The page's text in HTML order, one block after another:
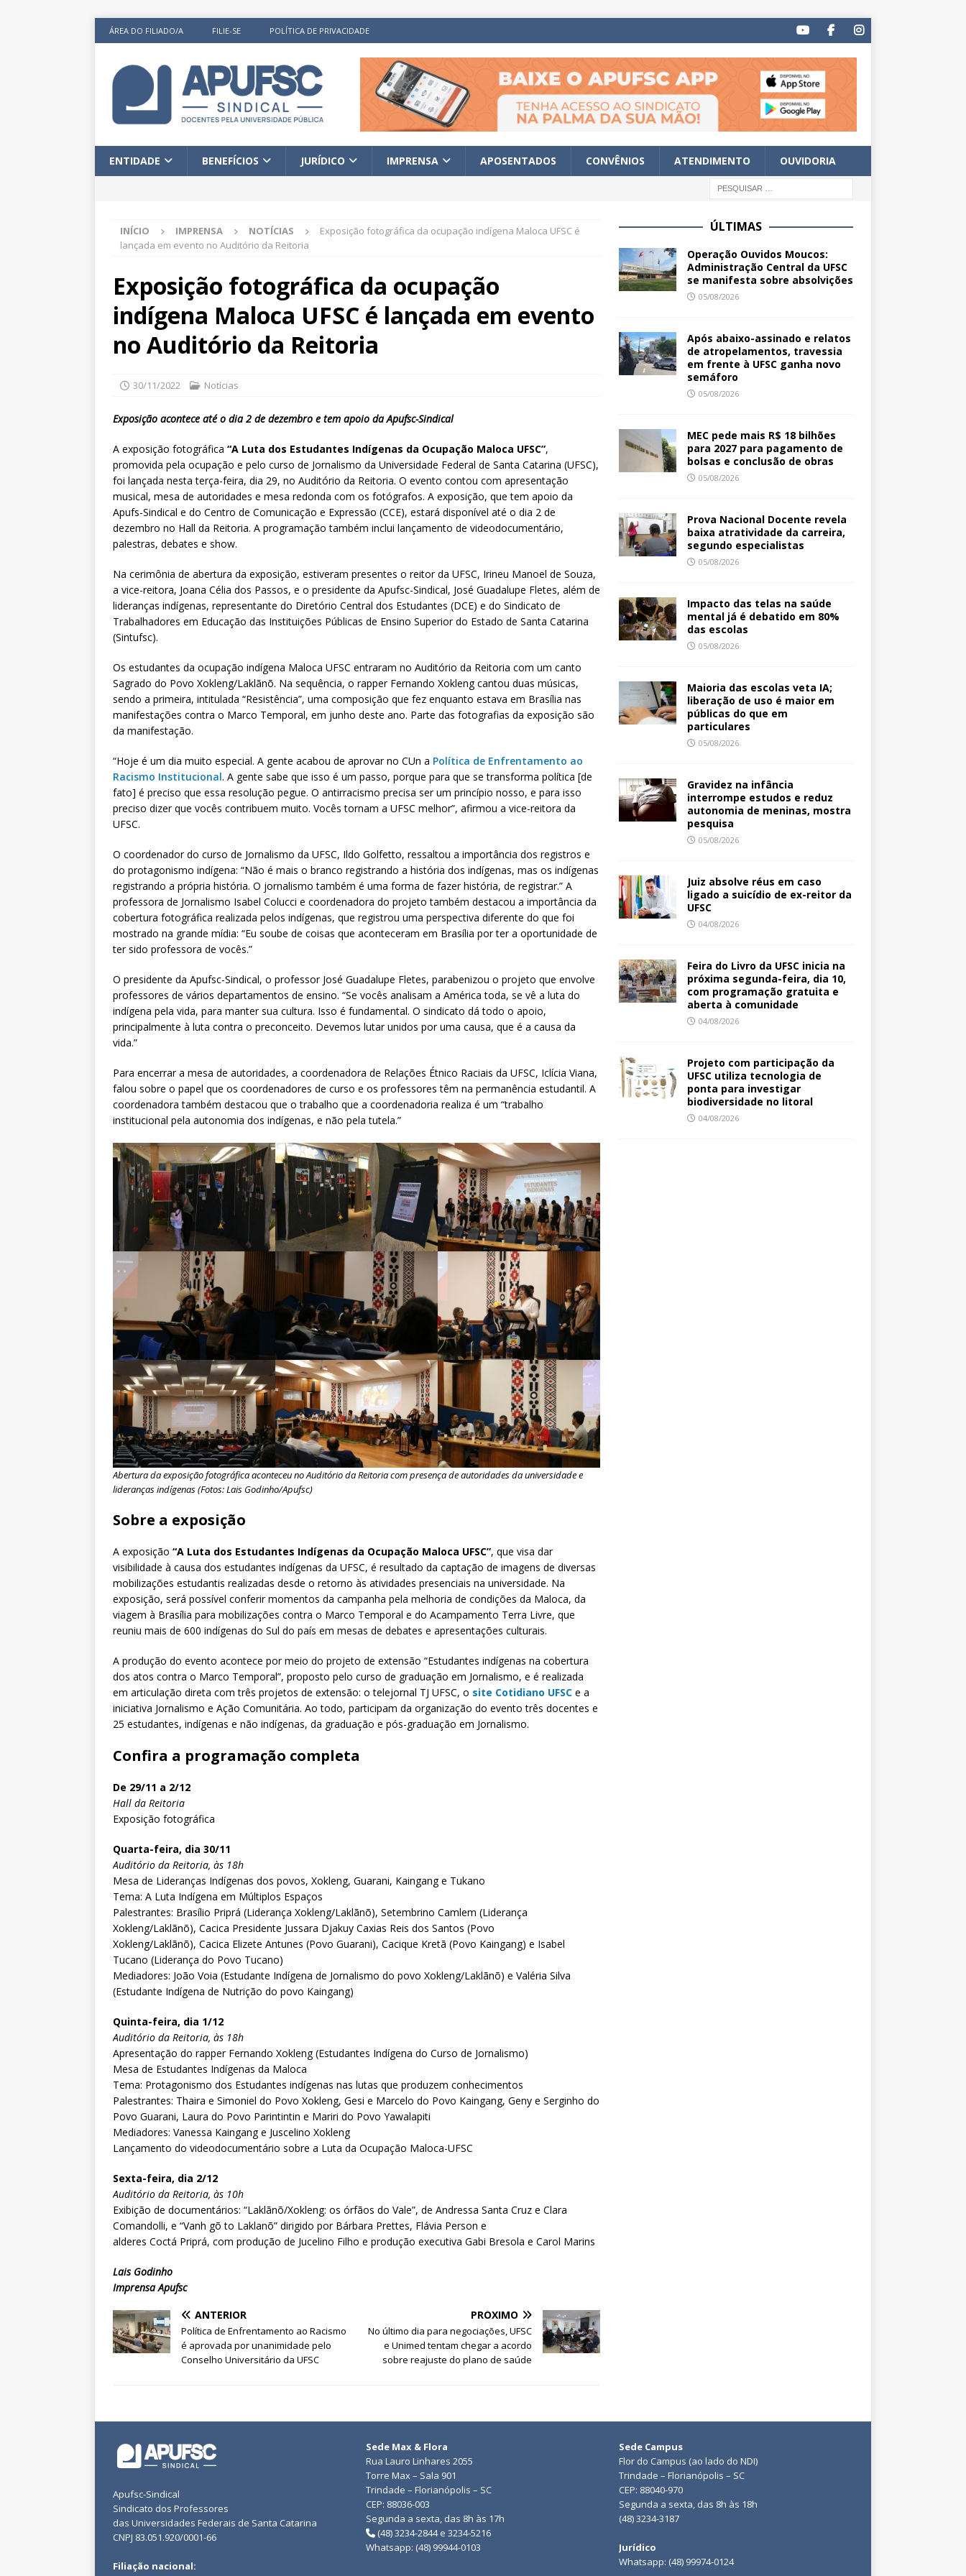
ÁREA DO FILIADO/A FILIE-SE POLÍTICA DE PRIVACIDADE
ENTIDADE BENEFÍCIOS JURÍDICO IMPRENSA APOSENTADOS CONVÊNIOS ATENDIMENTO OUVIDORIA
INÍCIO IMPRENSA NOTÍCIAS
Exposição fotográfica da ocupação indígena Maloca UFSC é
lançada em evento no Auditório da Reitoria
Exposição fotográfica da ocupação
indígena Maloca UFSC é lançada em evento
no Auditório da Reitoria
30/11/2022 Notícias
Exposição acontece até o dia 2 de dezembro e tem apoio da Apufsc-Sindical
A exposição fotográfica “A Luta dos Estudantes Indígenas da Ocupação Maloca UFSC”,
promovida pela ocupação e pelo curso de Jornalismo da Universidade Federal de Santa Catarina (UFSC),
foi lançada nesta terça-feira, dia 29, no Auditório da Reitoria. O evento contou com apresentação
musical, mesa de autoridades e mesa redonda com os fotógrafos. A exposição, que tem apoio da
Apufs-Sindical e do Centro de Comunicação e Expressão (CCE), estará disponível até o dia 2 de
dezembro no Hall da Reitoria. A programação também inclui lançamento de videodocumentário,
palestras, debates e show.
Na cerimônia de abertura da exposição, estiveram presentes o reitor da UFSC, Irineu Manoel de Souza,
a vice-reitora, Joana Célia dos Passos, e o presidente da Apufsc-Sindical, José Guadalupe Fletes, além de
lideranças indígenas, representante do Diretório Central dos Estudantes (DCE) e do Sindicato de
Trabalhadores em Educação das Instituições Públicas de Ensino Superior do Estado de Santa Catarina
(Sintufsc).
Os estudantes da ocupação indígena Maloca UFSC entraram no Auditório da Reitoria com um canto
Sagrado do Povo Xokleng/Laklãnõ. Na sequência, o rapper Fernando Xokleng cantou duas músicas,
sendo a primeira, intitulada “Resistência”, uma composição que fez enquanto estava em Brasília nas
manifestações contra o Marco Temporal, em junho deste ano. Parte das fotografias da exposição são
da manifestação.
“Hoje é um dia muito especial. A gente acabou de aprovar no CUn a Política de Enfrentamento ao
Racismo Institucional. A gente sabe que isso é um passo, porque para que se transforma política [de
fato] é preciso que essa resolução pegue. O antirracismo precisa ser um princípio nosso, e para isso
preciso dizer que vocês contribuem muito. Vocês tornam a UFSC melhor”, afirmou a vice-reitora da
UFSC.
O coordenador do curso de Jornalismo da UFSC, Ildo Golfetto, ressaltou a importância dos registros e
do protagonismo indígena: “Não é mais o branco registrando a história dos indígenas, mas os indígenas
registrando a própria história. O jornalismo também é uma forma de fazer história, de registrar.” A
professora de Jornalismo Isabel Colucci e coordenadora do projeto também destacou a importância da
cobertura fotográfica realizada pelos indígenas, que registrou uma perspectiva diferente do que foi
mostrado na grande mídia: “Eu soube de coisas que aconteceram em Brasília por ter a oportunidade de
ter sido professora de vocês.”
O presidente da Apufsc-Sindical, o professor José Guadalupe Fletes, parabenizou o projeto que envolve
professores de vários departamentos de ensino. “Se vocês analisam a América toda, se vê a luta do
indígena pela vida, para manter sua cultura. Isso é fundamental. O sindicato dá todo o apoio,
principalmente à luta contra o preconceito. Devemos lutar unidos por uma causa, que é a causa da
vida.”
Para encerrar a mesa de autoridades, a coordenadora de Relações Étnico Raciais da UFSC, Iclícia Viana,
falou sobre o papel que os coordenadores de curso e os professores têm na permanência estudantil. A
coordenadora também destacou que o trabalho que a coordenadoria realiza é um “trabalho
institucional pela autonomia dos indígenas, e não pela tutela.”
Abertura da exposição fotográfica aconteceu no Auditório da Reitoria com presença de autoridades da universidade e
lideranças indígenas (Fotos: Lais Godinho/Apufsc)
Sobre a exposição
A exposição “A Luta dos Estudantes Indígenas da Ocupação Maloca UFSC”, que visa dar
visibilidade à causa dos estudantes indígenas da UFSC, é resultado da captação de imagens de diversas
mobilizações estudantis realizadas desde o retorno às atividades presenciais na universidade. Na
exposição, será possível conferir momentos da campanha pela melhoria de condições da Maloca, da
viagem à Brasília para mobilizações contra o Marco Temporal e do Acampamento Terra Livre, que
reuniu mais de 600 indígenas do Sul do país em mesas de debates e apresentações culturais.
A produção do evento acontece por meio do projeto de extensão “Estudantes indígenas na cobertura
dos atos contra o Marco Temporal”, proposto pelo curso de graduação em Jornalismo, e é realizada
em articulação direta com três projetos de extensão: o telejornal TJ UFSC, o site Cotidiano UFSC e a
iniciativa Jornalismo e Ação Comunitária. Ao todo, participam da organização do evento três docentes e
25 estudantes, indígenas e não indígenas, da graduação e pós-graduação em Jornalismo.
Confira a programação completa
De 29/11 a 2/12
Hall da Reitoria
Exposição fotográfica
Quarta-feira, dia 30/11
Auditório da Reitoria, às 18h
Mesa de Lideranças Indígenas dos povos, Xokleng, Guarani, Kaingang e Tukano
Tema: A Luta Indígena em Múltiplos Espaços
Palestrantes: Brasílio Priprá (Liderança Xokleng/Laklãnõ), Setembrino Camlem (Liderança
Xokleng/Laklãnõ), Cacica Presidente Jussara Djakuy Caxias Reis dos Santos (Povo
Xokleng/Laklãnõ), Cacica Elizete Antunes (Povo Guarani), Cacique Kretã (Povo Kaingang) e Isabel
Tucano (Liderança do Povo Tucano)
Mediadores: João Voia (Estudante Indígena de Jornalismo do povo Xokleng/Laklãnõ) e Valéria Silva
(Estudante Indígena de Nutrição do povo Kaingang)
Quinta-feira, dia 1/12
Auditório da Reitoria, às 18h
Apresentação do rapper Fernando Xokleng (Estudantes Indígena do Curso de Jornalismo)
Mesa de Estudantes Indígenas da Maloca
Tema: Protagonismo dos Estudantes indígenas nas lutas que produzem conhecimentos
Palestrantes: Thaira e Simoniel do Povo Xokleng, Gesi e Marcelo do Povo Kaingang, Geny e Serginho do
Povo Guarani, Laura do Povo Parintintin e Mariri do Povo Yawalapiti
Mediadores: Vanessa Kaingang e Juscelino Xokleng
Lançamento do videodocumentário sobre a Luta da Ocupação Maloca-UFSC
Sexta-feira, dia 2/12
Auditório da Reitoria, às 10h
Exibição de documentários: “Laklãnõ/Xokleng: os órfãos do Vale”, de Andressa Santa Cruz e Clara
Comandolli, e “Vanh gõ to Laklanõ” dirigido por Bárbara Prettes, Flávia Person e
alderes Coctá Priprá, com produção de Jucelino Filho e produção executiva Gabi Bresola e Carol Marins
Lais Godinho
Imprensa Apufsc
ANTERIOR
Política de Enfrentamento ao Racismo
é aprovada por unanimidade pelo
Conselho Universitário da UFSC
PRÓXIMO
No último dia para negociações, UFSC
e Unimed tentam chegar a acordo
sobre reajuste do plano de saúde
ÚLTIMAS
Operação Ouvidos Moucos:
Administração Central da UFSC
se manifesta sobre absolvições
05/08/2026
Após abaixo-assinado e relatos
de atropelamentos, travessia
em frente à UFSC ganha novo
semáforo
05/08/2026
MEC pede mais R$ 18 bilhões
para 2027 para pagamento de
bolsas e conclusão de obras
05/08/2026
Prova Nacional Docente revela
baixa atratividade da carreira,
segundo especialistas
05/08/2026
Impacto das telas na saúde
mental já é debatido em 80%
das escolas
05/08/2026
Maioria das escolas veta IA;
liberação de uso é maior em
públicas do que em
particulares
05/08/2026
Gravidez na infância
interrompe estudos e reduz
autonomia de meninas, mostra
pesquisa
05/08/2026
Juiz absolve réus em caso
ligado a suicídio de ex-reitor da
UFSC
04/08/2026
Feira do Livro da UFSC inicia na
próxima segunda-feira, dia 10,
com programação gratuita e
aberta à comunidade
04/08/2026
Projeto com participação da
UFSC utiliza tecnologia de
ponta para investigar
biodiversidade no litoral
04/08/2026
Apufsc-Sindical
Sindicato dos Professores
das Universidades Federais de Santa Catarina
CNPJ 83.051.920/0001-66
Filiação nacional:
Sede Max & Flora
Rua Lauro Linhares 2055
Torre Max – Sala 901
Trindade – Florianópolis – SC
CEP: 88036-003
Segunda a sexta, das 8h às 17h
(48) 3234-2844 e 3234-5216
Whatsapp: (48) 99944-0103
Sede Campus
Flor do Campus (ao lado do NDI)
Trindade – Florianópolis – SC
CEP: 88040-970
Segunda a sexta, das 8h às 18h
(48) 3234-3187
Jurídico
Whatsapp: (48) 99974-0124